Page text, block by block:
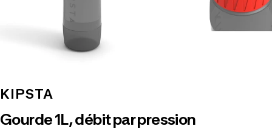
KIPSTA
Gourde 1L, débit par pression